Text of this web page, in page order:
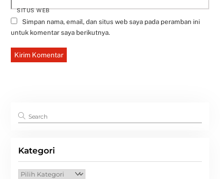
SITUS WEB
Simpan nama, email, dan situs web saya pada peramban ini
untuk komentar saya berikutnya.
Kategori
Kategori